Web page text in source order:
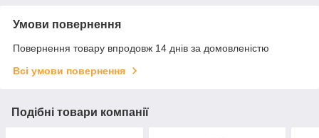
Умови повернення
Повернення товару впродовж 14 днів за домовленістю
Всі умови повернення
Подібні товари компанії